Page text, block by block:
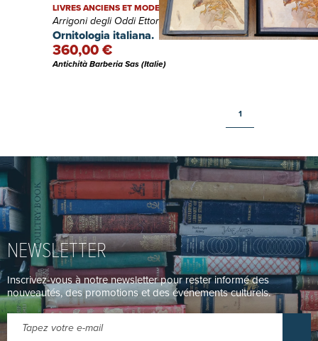
Ornitologia italiana.
LIVRES ANCIENS ET MODERNES
Arrigoni degli Oddi Ettore
360,00 €
Antichità Barberia Sas (Italie)
1
NEWSLETTER
Inscrivez-vous à notre newsletter pour rester informé des
nouveautés, des promotions et des événements culturels.